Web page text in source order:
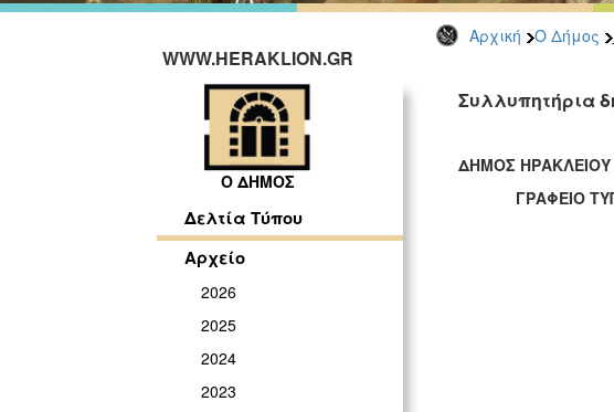
Αρχική Ο Δήμος
WWW.HERAKLION.GR
Ο ΔΗΜΟΣ
Δελτία Τύπου
Αρχείο
2026
2025
2024
2023
Συλλυπητήρια
ΔΗΜΟΣ
ΓΡΑΦΕΙΟ